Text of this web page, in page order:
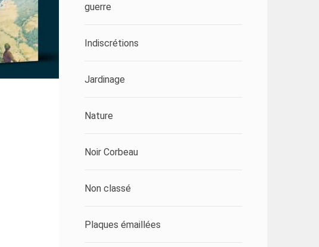
guerre
Indiscrétions
Jardinage
Nature
Noir Corbeau
Non classé
Plaques émaillées